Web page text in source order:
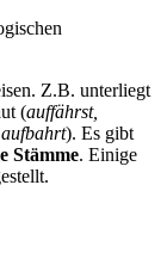
Z.B. unterliegt
(auffährst,
). Es gibt
Stämme. Einige